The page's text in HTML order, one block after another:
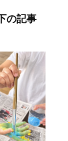
の記事